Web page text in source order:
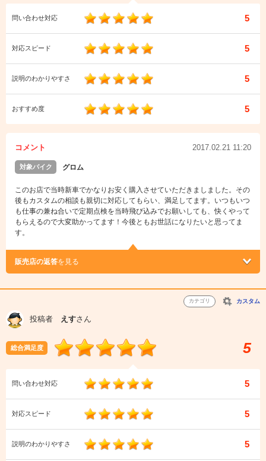
問い合わせ対応 5
対応スピード 5
説明のわかりやすさ 5
おすすめ度 5
コメント 2017.02.21 11:20
対象バイク グロム
このお店で当時新車でかなりお安く購入させていただきましました。その
後もカスタムの相談も親切に対応してもらい、満足してます。いつもいつ
も仕事の兼ね合いで定期点検を当時飛び込みでお願いしても、快くやって
もらえるので大変助かってます！今後ともお世話になりたいと思ってま
す。
販売店の返答を見る
カテゴリ カスタム
投稿者 えすさん
総合満足度 5
問い合わせ対応 5
対応スピード 5
説明のわかりやすさ 5